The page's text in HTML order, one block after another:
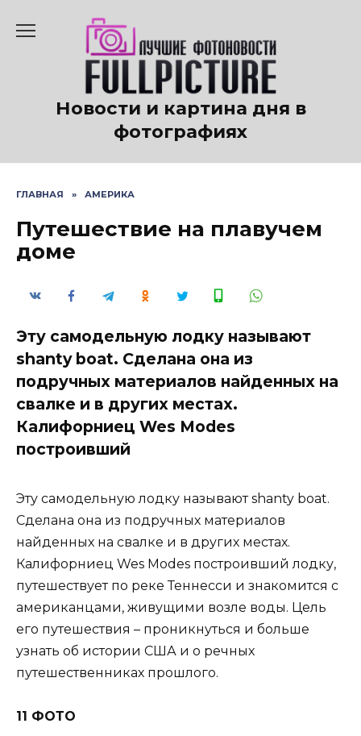
содержанию
Новости и картина дня в
фотографиях
ГЛАВНАЯ » АМЕРИКА
Путешествие на плавучем
доме
Эту самодельную лодку называют
shanty boat. Сделана она из
подручных материалов найденных на
свалке и в других местах.
Калифорниец Wes Modes
построивший
Эту самодельную лодку называют shanty boat.
Сделана она из подручных материалов
найденных на свалке и в других местах.
Калифорниец Wes Modes построивший лодку,
путешествует по реке Теннесси и знакомится с
американцами, живущими возле воды. Цель
его путешествия – проникнуться и больше
узнать об истории США и о речных
путешественниках прошлого.
11 ФОТО